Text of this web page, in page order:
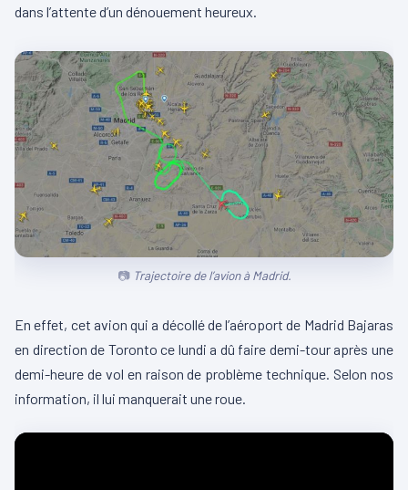
dans l’attente d’un dénouement heureux.
Trajectoire de l’avion à Madrid.
En effet, cet avion qui a décollé de l’aéroport de Madrid Bajaras
en direction de Toronto ce lundi a dû faire demi-tour après une
demi-heure de vol en raison de problème technique. Selon nos
information, il lui manquerait une roue.